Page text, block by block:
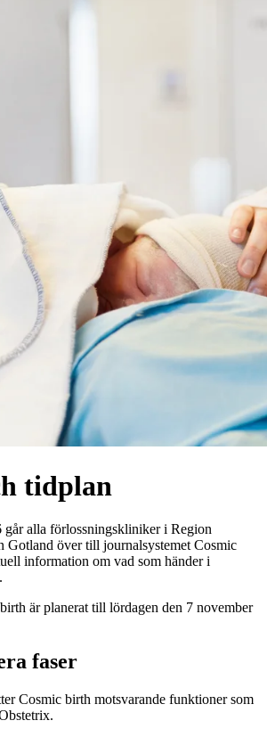
tidplan
går alla förlossningskliniker i Region
Gotland över till journalsystemet Cosmic
information om vad som händer i
är planerat till lördagen den 7 november
faser
Cosmic birth motsvarande funktioner som